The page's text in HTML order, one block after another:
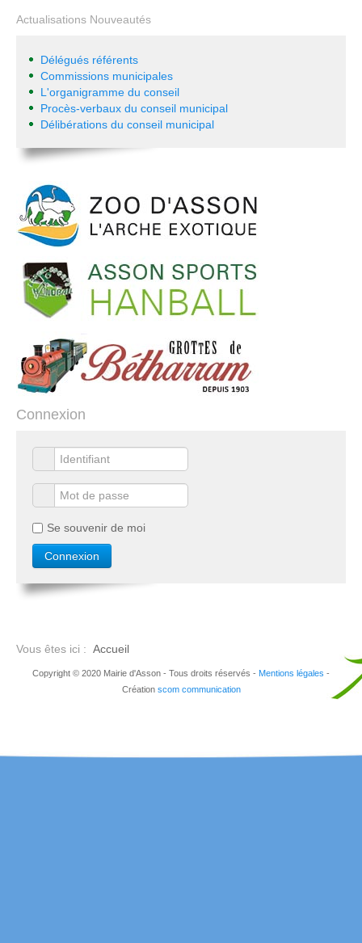
Actualisations Nouveautés
Délégués référents
Commissions municipales
L'organigramme du conseil
Procès-verbaux du conseil municipal
Délibérations du conseil municipal
Connexion
Se souvenir de moi
Vous êtes ici : Accueil
Copyright © 2020 Mairie d'Asson - Tous droits réservés - Mentions légales -
Création scom communication